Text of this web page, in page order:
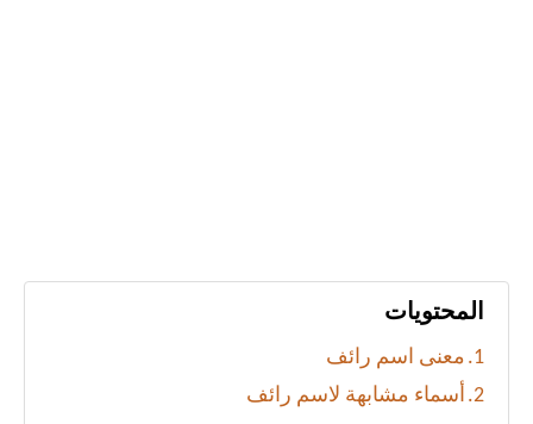
المحتويات
معنى اسم رائف
أسماء مشابهة لاسم رائف